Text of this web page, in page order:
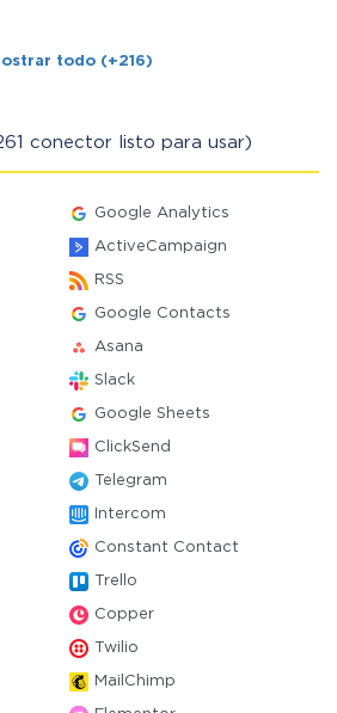
todo (+216)
conector listo para usar)
Google Analytics
ActiveCampaign
RSS
Google Contacts
Asana
Slack
Google Sheets
ClickSend
Telegram
Intercom
Constant Contact
Trello
Copper
Twilio
MailChimp